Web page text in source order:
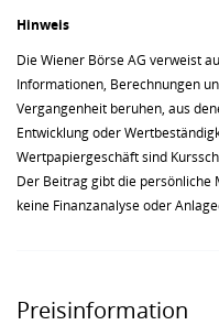
Hinweis
Die Wiener Börse AG verweist
Informationen, Berechnungen
Vergangenheit beruhen, aus
Entwicklung oder
Wertpapiergeschäft sind
Der Beitrag gibt die persönliche
keine Finanzanalyse oder
Preisinformation